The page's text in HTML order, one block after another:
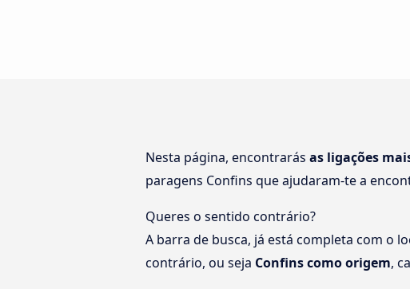
Nesta página, encontrarás as ligações
paragens Confins que ajudaram-te a
Queres o sentido contrário?
A barra de busca, já está completa com o
contrário, ou seja Confins como origem,